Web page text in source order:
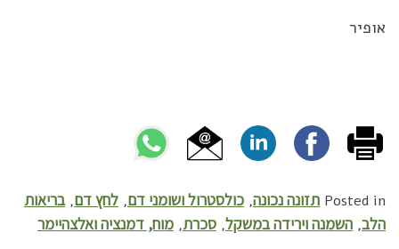
אופיר
Posted in תזונה נכונה, כולסטרול ושומני דם, לחץ דם,בריאות
הלב, השמנה וירידה במשקל, סכרת, מוח, דמנציה ואלצהיימר